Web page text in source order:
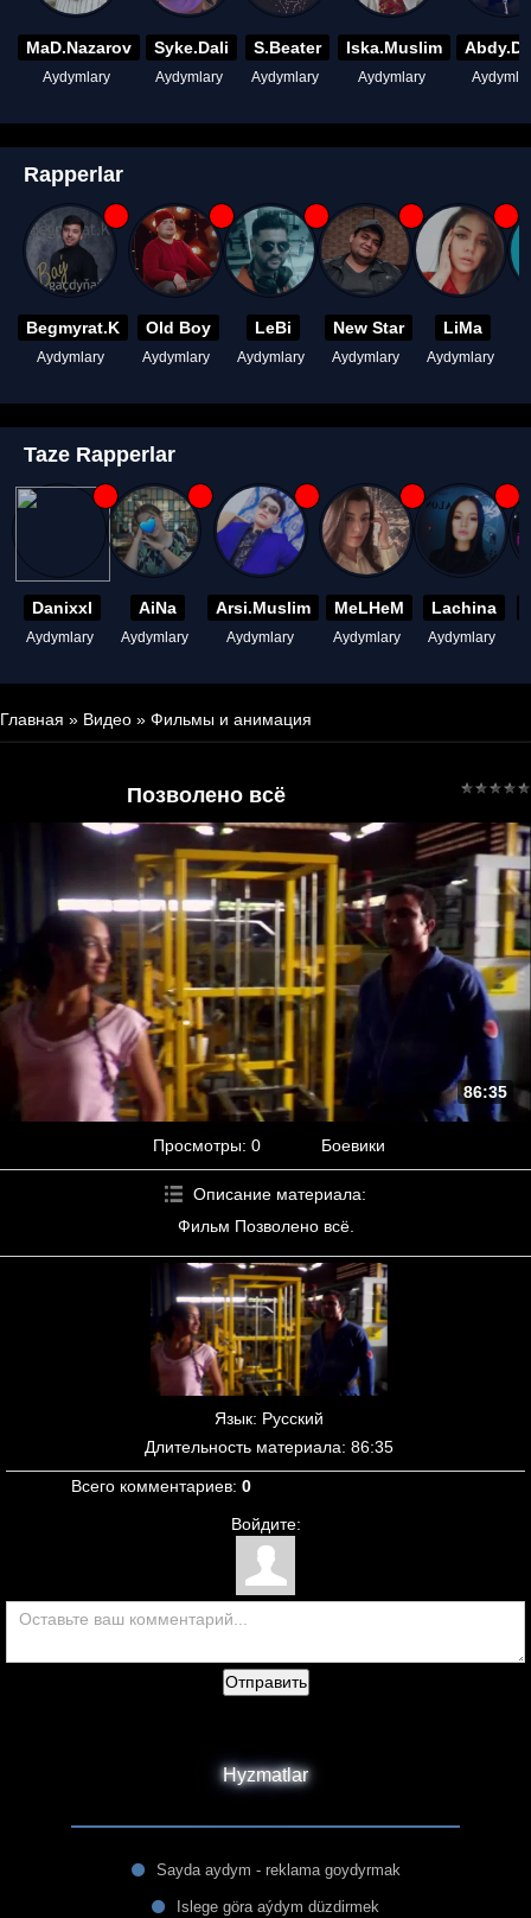
MaD.Nazarov
Aydymlary
Syke.Dali
Aydymlary
S.Beater
Aydymlary
Iska.Muslim
Aydymlary
Rapperlar
Begmyrat.K
Aydymlary
Old Boy
Aydymlary
LeBi
Aydymlary
New Star
Aydymlary
LiMa
Aydymlary
Taze Rapperlar
Danixxl
Aydymlary
AiNa
Aydymlary
Arsi.Muslim
Aydymlary
MeLHeM
Aydymlary
Lachina
Aydymlary
Главная » Видео » Фильмы и анимация
Позволено всё
86:35
Просмотры: 0 Боевики
Описание материала:
Фильм Позволено всё.
Язык: Русский
Длительность материала: 86:35
Всего комментариев: 0
Войдите:
Отправить
Hyzmatlar
Sayda aydym - reklama goydyrmak
Islege göra aýdym düzdirmek